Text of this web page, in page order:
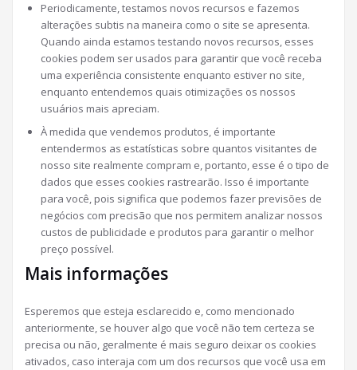
Periodicamente, testamos novos recursos e fazemos
alterações subtis na maneira como o site se apresenta.
Quando ainda estamos testando novos recursos, esses
cookies podem ser usados ​​para garantir que você receba
uma experiência consistente enquanto estiver no site,
enquanto entendemos quais otimizações os nossos
usuários mais apreciam.
À medida que vendemos produtos, é importante
entendermos as estatísticas sobre quantos visitantes de
nosso site realmente compram e, portanto, esse é o tipo de
dados que esses cookies rastrearão. Isso é importante
para você, pois significa que podemos fazer previsões de
negócios com precisão que nos permitem analizar nossos
custos de publicidade e produtos para garantir o melhor
preço possível.
Mais informações
Esperemos que esteja esclarecido e, como mencionado
anteriormente, se houver algo que você não tem certeza se
precisa ou não, geralmente é mais seguro deixar os cookies
ativados, caso interaja com um dos recursos que você usa em